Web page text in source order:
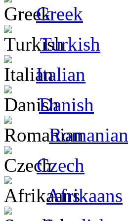
Greek
Turkish
Italian
Danish
Romanian
Czech
Afrikaans